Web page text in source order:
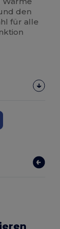
den
für alle